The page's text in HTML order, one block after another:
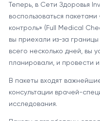
Теперь, в Сети Здоровья
воспользоваться
контроль» (Full Medical
вы приехали из-за
всего несколько дней, вы
планировали, и провести
В пакеты входят
консультации врачей-
исследования.